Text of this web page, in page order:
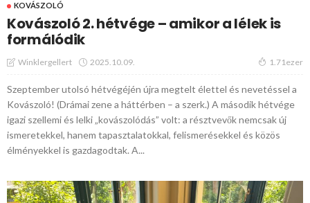
KOVÁSZOLÓ
Kovászoló 2. hétvége – amikor a lélek is
formálódik
Winklergellert 2025.10.09. 1.71ezer
Szeptember utolsó hétvégéjén újra megtelt élettel és nevetéssel a
Kovászoló! (Drámai zene a háttérben – a szerk.) A második hétvége
igazi szellemi és lelki „kovászolódás” volt: a résztvevők nemcsak új
ismeretekkel, hanem tapasztalatokkal, felismerésekkel és közös
élményekkel is gazdagodtak. A...